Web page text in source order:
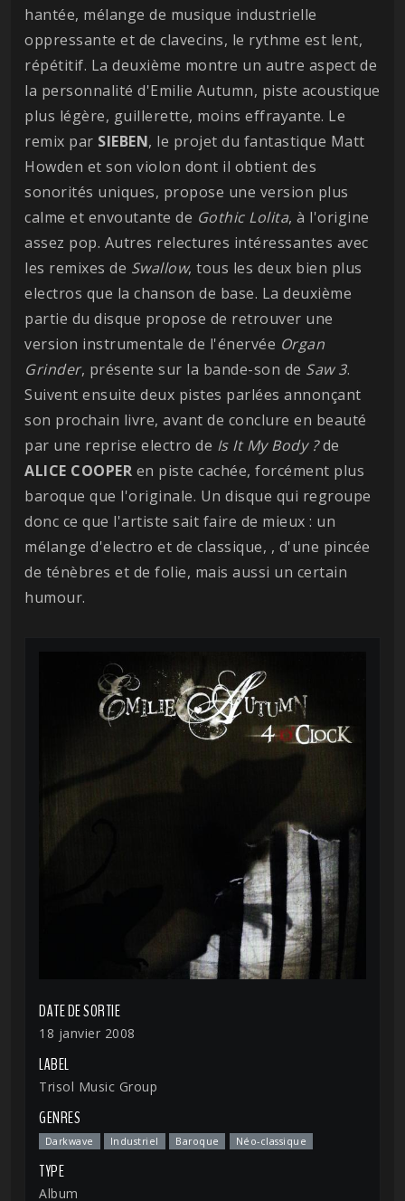
hantée, mélange de musique industrielle
oppressante et de clavecins, le rythme est lent,
répétitif. La deuxième montre un autre aspect de
la personnalité d'Emilie Autumn, piste acoustique
plus légère, guillerette, moins effrayante. Le
remix par SIEBEN, le projet du fantastique Matt
Howden et son violon dont il obtient des
sonorités uniques, propose une version plus
calme et envoutante de Gothic Lolita, à l'origine
assez pop. Autres relectures intéressantes avec
les remixes de Swallow, tous les deux bien plus
electros que la chanson de base. La deuxième
partie du disque propose de retrouver une
version instrumentale de l'énervée Organ
Grinder, présente sur la bande-son de Saw 3.
Suivent ensuite deux pistes parlées annonçant
son prochain livre, avant de conclure en beauté
par une reprise electro de Is It My Body ?de
ALICE COOPER en piste cachée, forcément plus
baroque que l'originale. Un disque qui regroupe
donc ce que l'artiste sait faire de mieux : un
mélange d'electro et de classique, , d'une pincée
de ténèbres et de folie, mais aussi un certain
humour.
DATE DE SORTIE
18 janvier 2008
LABEL
Trisol Music Group
GENRES
Darkwave Industriel Baroque Néo-classique
TYPE
Album